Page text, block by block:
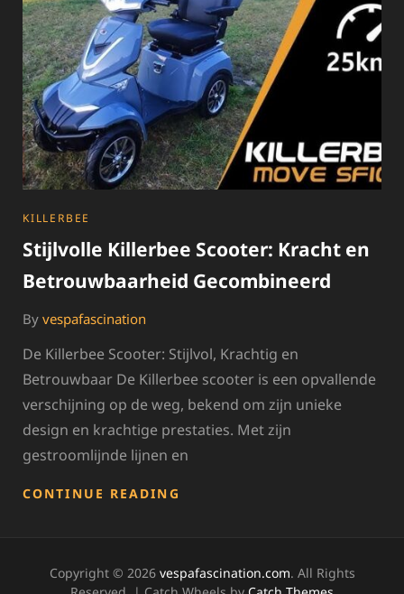
CATEGORIES
KILLERBEE
Stijlvolle Killerbee Scooter: Kracht en
Betrouwbaarheid Gecombineerd
By vespafascination
De Killerbee Scooter: Stijlvol, Krachtig en
Betrouwbaar De Killerbee scooter is een opvallende
verschijning op de weg, bekend om zijn unieke
design en krachtige prestaties. Met zijn
gestroomlijnde lijnen en
CONTINUE READING
EN
BETROUWBAARHEID
Copyright © 2026 vespafascination.com. All Rights